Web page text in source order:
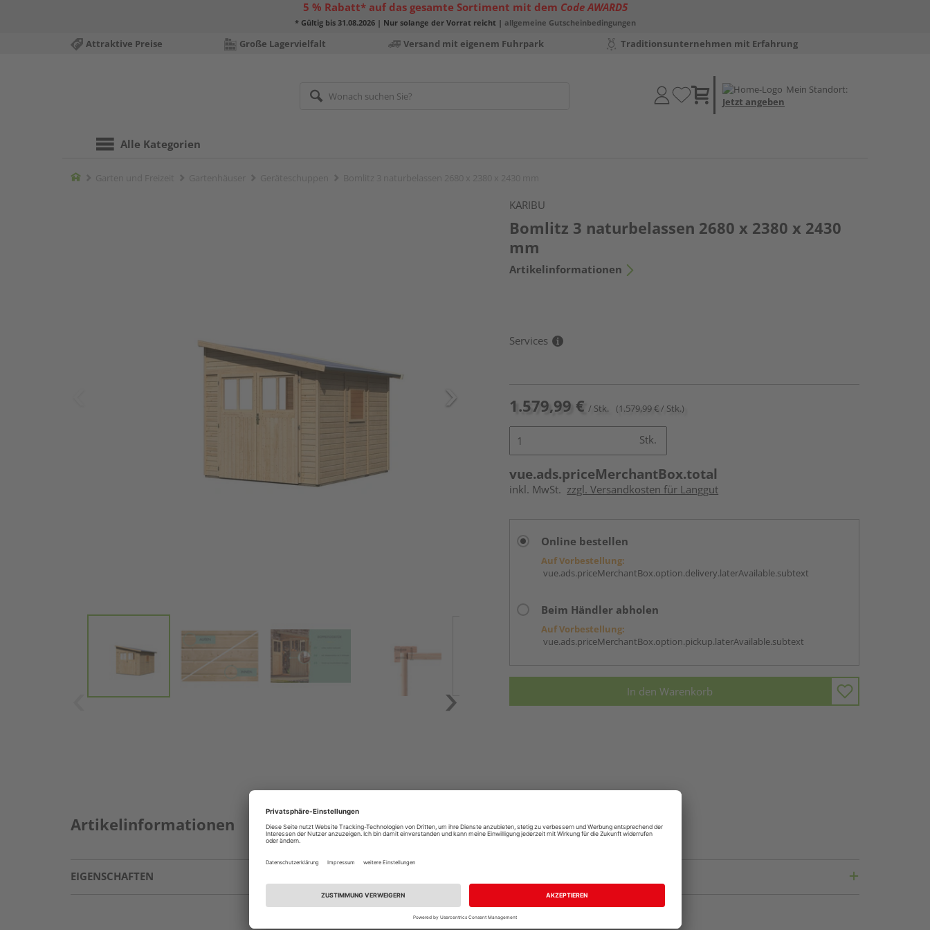
5 % Rabatt* auf das gesamte Sortiment mit dem Code AWARD5
* Gültig bis 31.08.2026 | Nur solange der Vorrat reicht | allgemeine Gutscheinbedingungen
Attraktive Preise Große Lagervielfalt Versand mit eigenem Fuhrpark Traditionsunternehmen mit Erfahrung
Mein Standort:
Jetzt angeben
Alle Kategorien
Home
KARIBU
Bomlitz 3 naturbelassen 2680 x 2380 x 2430
mm
Artikelinformationen
Services
1.579,99 € / Stk. (1.579,99 € / Stk.)
Stk.
vue.ads.priceMerchantBox.total
inkl. MwSt. zzgl. Versandkosten für Langgut
Online bestellen
Auf Vorbestellung:
vue.ads.priceMerchantBox.option.delivery.laterAvailable.subtext
Beim Händler abholen
Auf Vorbestellung:
vue.ads.priceMerchantBox.option.pickup.laterAvailable.subtext
In den Warenkorb
Artikelinformationen
EIGENSCHAFTEN